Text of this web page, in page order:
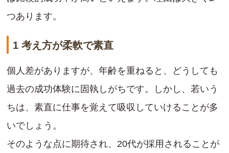
つあります。
1 考え方が柔軟で素直
個人差がありますが、年齢を重ねると、どうしても
過去の成功体験に固執しがちです。しかし、若いう
ちは、素直に仕事を覚えて吸収していけることが多
いでしょう。
そのような点に期待され、20代が採用されることが